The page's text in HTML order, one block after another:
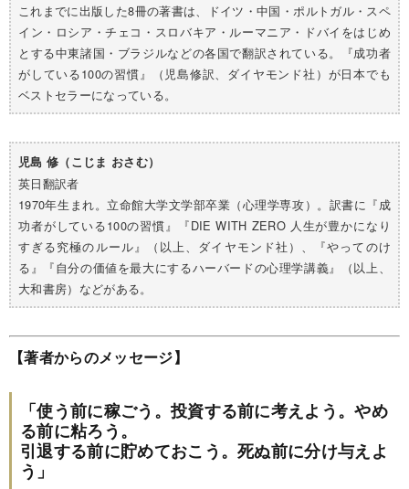
これまでに出版した8冊の著書は、ドイツ・中国・ポルトガル・スペ
イン・ロシア・チェコ・スロバキア・ルーマニア・ドバイをはじめ
とする中東諸国・ブラジルなどの各国で翻訳されている。『成功者
がしている100の習慣』（児島修訳、ダイヤモンド社）が日本でも
ベストセラーになっている。
児島 修（こじま おさむ）
英日翻訳者
1970年生まれ。立命館大学文学部卒業（心理学専攻）。訳書に『成
功者がしている100の習慣』『DIE WITH ZERO 人生が豊かになり
すぎる究極のルール』（以上、ダイヤモンド社）、『やってのけ
る』『自分の価値を最大にするハーバードの心理学講義』（以上、
大和書房）などがある。
【著者からのメッセージ】
「使う前に稼ごう。投資する前に考えよう。やめ
る前に粘ろう。
引退する前に貯めておこう。死ぬ前に分け与えよ
う」